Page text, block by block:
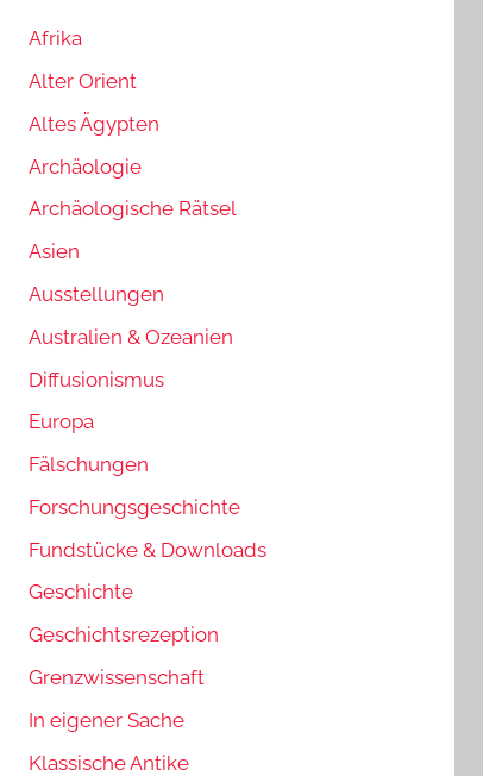
Afrika
Alter Orient
Altes Ägypten
Archäologie
Archäologische Rätsel
Asien
Ausstellungen
Australien & Ozeanien
Diffusionismus
Europa
Fälschungen
Forschungsgeschichte
Fundstücke & Downloads
Geschichte
Geschichtsrezeption
Grenzwissenschaft
In eigener Sache
Klassische Antike